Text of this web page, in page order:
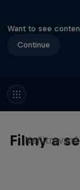
Want to see
Continue
Filmy a